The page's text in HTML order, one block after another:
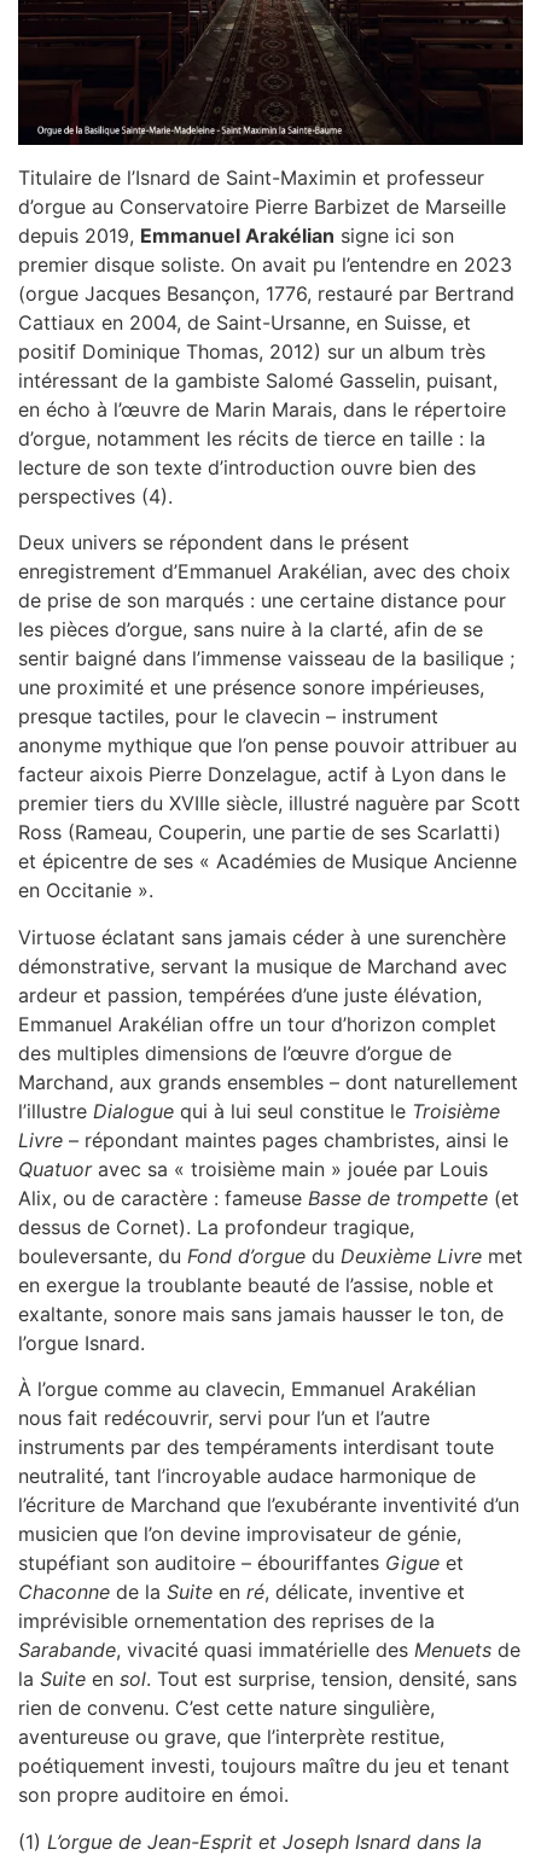
Titulaire de l’Isnard de Saint-Maximin et professeur
d’orgue au Conservatoire Pierre Barbizet de Marseille
depuis 2019, Emmanuel Arakélian signe ici son
premier disque soliste. On avait pu l’entendre en 2023
(orgue Jacques Besançon, 1776, restauré par Bertrand
Cattiaux en 2004, de Saint-Ursanne, en Suisse, et
positif Dominique Thomas, 2012) sur un album très
intéressant de la gambiste Salomé Gasselin, puisant,
en écho à l’œuvre de Marin Marais, dans le répertoire
d’orgue, notamment les récits de tierce en taille : la
lecture de son texte d’introduction ouvre bien des
perspectives (4).
Deux univers se répondent dans le présent
enregistrement d’Emmanuel Arakélian, avec des choix
de prise de son marqués : une certaine distance pour
les pièces d’orgue, sans nuire à la clarté, afin de se
sentir baigné dans l’immense vaisseau de la basilique ;
une proximité et une présence sonore impérieuses,
presque tactiles, pour le clavecin – instrument
anonyme mythique que l’on pense pouvoir attribuer au
facteur aixois Pierre Donzelague, actif à Lyon dans le
premier tiers du XVIIIe siècle, illustré naguère par Scott
Ross (Rameau, Couperin, une partie de ses Scarlatti)
et épicentre de ses « Académies de Musique Ancienne
en Occitanie ».
Virtuose éclatant sans jamais céder à une surenchère
démonstrative, servant la musique de Marchand avec
ardeur et passion, tempérées d’une juste élévation,
Emmanuel Arakélian offre un tour d’horizon complet
des multiples dimensions de l’œuvre d’orgue de
Marchand, aux grands ensembles – dont naturellement
l’illustre Dialogue qui à lui seul constitue le Troisième
Livre – répondant maintes pages chambristes, ainsi le
Quatuoravec sa « troisième main » jouée par Louis
Alix, ou de caractère : fameuse Basse de trompette (et
dessus de Cornet). La profondeur tragique,
bouleversante, du Fond d’orgue du Deuxième Livre met
en exergue la troublante beauté de l’assise, noble et
exaltante, sonore mais sans jamais hausser le ton, de
l’orgue Isnard.
À l’orgue comme au clavecin, Emmanuel Arakélian
nous fait redécouvrir, servi pour l’un et l’autre
instruments par des tempéraments interdisant toute
neutralité, tant l’incroyable audace harmonique de
l’écriture de Marchand que l’exubérante inventivité d’un
musicien que l’on devine improvisateur de génie,
stupéfiant son auditoire – ébouriffantes Gigue et
Chaconne de la Suite en ré, délicate, inventive et
imprévisible ornementation des reprises de la
Sarabande, vivacité quasi immatérielle des Menuets de
la Suite en sol. Tout est surprise, tension, densité, sans
rien de convenu. C’est cette nature singulière,
aventureuse ou grave, que l’interprète restitue,
poétiquement investi, toujours maître du jeu et tenant
son propre auditoire en émoi.
(1) L’orgue de Jean-Esprit et Joseph Isnard dans la